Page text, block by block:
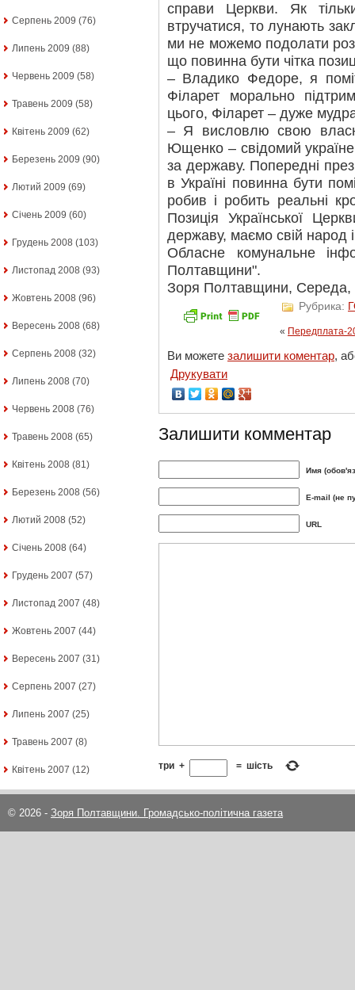
Серпень 2009 (76)
Липень 2009 (88)
Червень 2009 (58)
Травень 2009 (58)
Квітень 2009 (62)
Березень 2009 (90)
Лютий 2009 (69)
Січень 2009 (60)
Грудень 2008 (103)
Листопад 2008 (93)
Жовтень 2008 (96)
Вересень 2008 (68)
Серпень 2008 (32)
Липень 2008 (70)
Червень 2008 (76)
Травень 2008 (65)
Квітень 2008 (81)
Березень 2008 (56)
Лютий 2008 (52)
Січень 2008 (64)
Грудень 2007 (57)
Листопад 2007 (48)
Жовтень 2007 (44)
Вересень 2007 (31)
Серпень 2007 (27)
Липень 2007 (25)
Травень 2007 (8)
Квітень 2007 (12)
справи Церкви. Як
втручатися, то лунають
ми не можемо подолати
що повинна бути чітка
– Владико Федоре, я
Філарет морально
цього, Філарет – дуже
– Я висловлю свою
Ющенко – свідомий
за державу. Попередні
в Україні повинна бути
робив і робить реальні
Позиція Української
державу, маємо свій народ
Обласне комунальне
Полтавщини".
Зоря Полтавщини, Середа,
Рубрика:
« Передплата-
Ви можете залишити коментар,
Друкувати
Залишити комментар
Имя
E-mail (не
URL
три + = шість
© 2026 - Зоря Полтавщини. Громадсько-політична газета